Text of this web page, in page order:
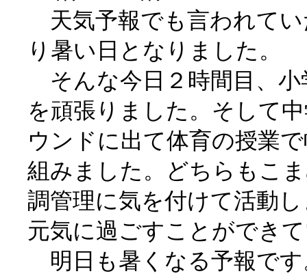
天気予報でも言われて
り暑い日となりました。
そんな今日２時間目、小
を頑張りました。そして
ウンドに出て体育の授業
組みました。どちらもこ
調管理に気を付けて活動
元気に過ごすことができ
明日も暑くなる予報で